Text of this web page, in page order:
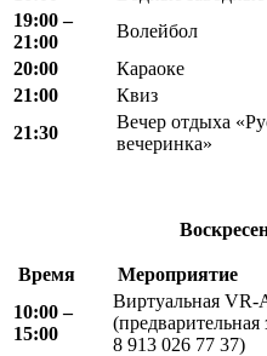
19:00 –
21:00
Волейбол
20:00
Караоке
21:00
Квиз
21:30
Вечер отдыха
вечеринка»
Время Мероприятие
10:00 –
15:00
Виртуальная VR-
(предварительная
8 913 026 77 37)